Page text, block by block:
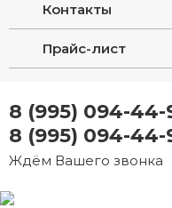
Контакты
Прайс-лист
8 (995) 094-44-
8 (995) 094-44-
Ждём Вашего звонка